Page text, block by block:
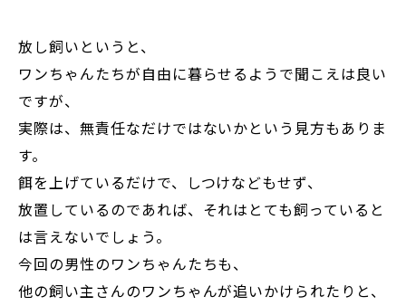
放し飼いというと、
ワンちゃんたちが自由に暮らせるようで聞こえは良い
ですが、
実際は、無責任なだけではないかという見方もありま
す。
餌を上げているだけで、しつけなどもせず、
放置しているのであれば、それはとても飼っていると
は言えないでしょう。
今回の男性のワンちゃんたちも、
他の飼い主さんのワンちゃんが追いかけられたりと、